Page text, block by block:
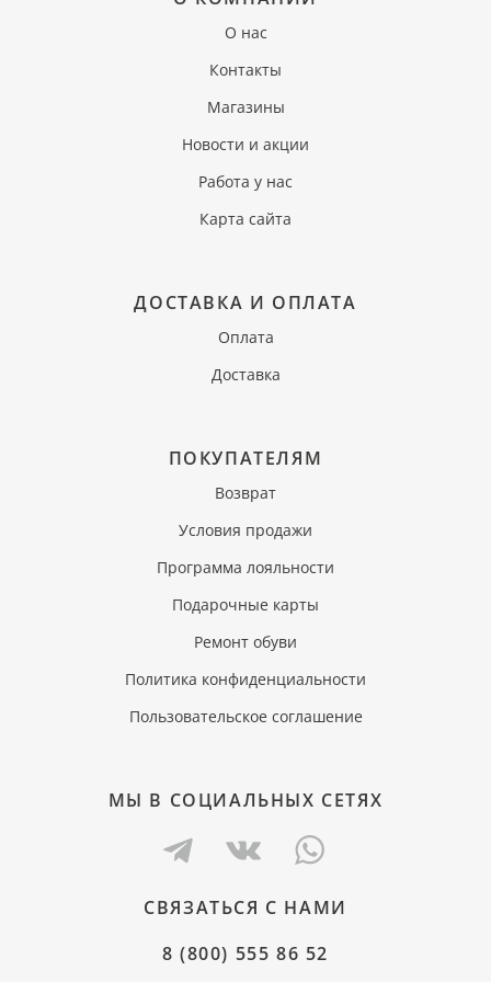
О нас
Контакты
Магазины
Новости и акции
Работа у нас
Карта сайта
ДОСТАВКА И ОПЛАТА
Оплата
Доставка
ПОКУПАТЕЛЯМ
Возврат
Условия продажи
Программа лояльности
Подарочные карты
Ремонт обуви
Политика конфиденциальности
Пользовательское соглашение
МЫ В СОЦИАЛЬНЫХ СЕТЯХ
СВЯЗАТЬСЯ С НАМИ
8 (800) 555 86 52